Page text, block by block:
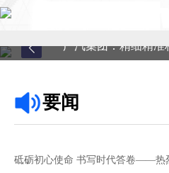
关于中心
广汽集团：精细精准
要闻
砥砺初心使命 书写时代答卷——热